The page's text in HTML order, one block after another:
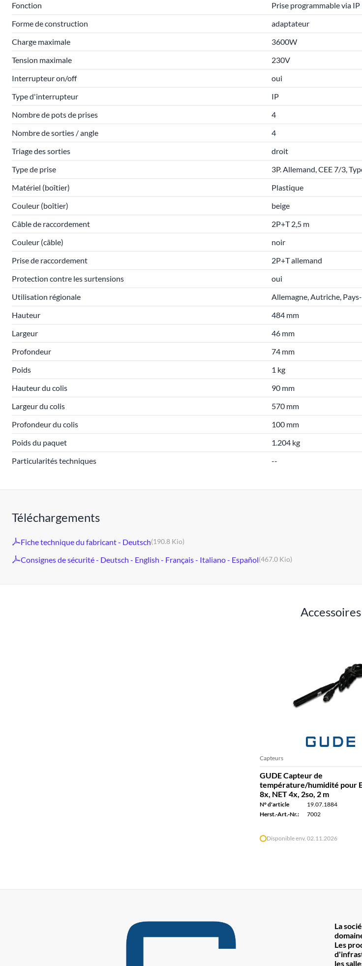
Fonction
Prise programmable via IP
Forme de construction
adaptateur
Charge maximale
3600W
Tension maximale
230V
Interrupteur on/off
oui
Type d'interrupteur
IP
Nombre de pots de prises
4
Nombre de sorties / angle
4
Triage des sorties
droit
Type de prise
3P. Allemand, CEE 7/3,
Matériel (boîtier)
Plastique
Couleur (boîtier)
beige
Câble de raccordement
2P+T 2,5 m
Couleur (câble)
noir
Prise de raccordement
2P+T allemand
Protection contre les surtensions
oui
Utilisation régionale
Allemagne, Autriche,
Hauteur
484 mm
Largeur
46 mm
Profondeur
74 mm
Poids
1 kg
Hauteur du colis
90 mm
Largeur du colis
570 mm
Profondeur du colis
100 mm
Poids du paquet
1.204 kg
Particularités techniques
--
Téléchargements
Fiche technique du fabricant - Deutsch(190.8 Kio)
Consignes de sécurité - Deutsch - English - Français - Italiano - Español(467.0 Kio)
Accessoires
Capteurs
GUDE Capteur de
température/humidité pour
8x, NET 4x, 2so, 2 m
N° d'article
19.07.1884
Herst.-Art.-Nr.:
7002
Disponible env. 02.11.2026
La
Les
les